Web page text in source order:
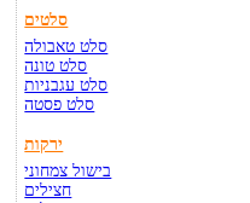
סלטים
סלט טאבולה
סלט טונה
סלט עגבניות
סלט פסטה
ירקות
בישול צמחוני
חצילים